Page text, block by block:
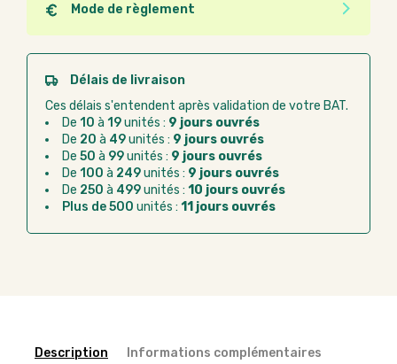
Mode de règlement
Quel que soit le mode de règlement, vous pouvez
passer commande en ligne sur Good Act.
Paiement CB :paiement sécurisé par carte
Virement bancaire :règlement sur facture
après la commande
Chorus Pro :règlement par mandat
administratif après la commande
Délais de livraison
Ces délais s'entendent après validation de votre BAT.
De 10 à 19unités : 9 jours ouvrés
De 20 à 49unités : 9 jours ouvrés
De 50 à 99unités : 9 jours ouvrés
De 100 à 249unités : 9 jours ouvrés
De 250 à 499unités : 10 jours ouvrés
Plus de 500 unités : 11 jours ouvrés
Description Informations complémentaires